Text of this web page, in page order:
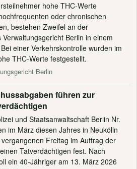
hohe THC-Werte
oder chronischen
bestehen Zweifel an der
Berlin in einem
einer Verkehrskontrolle wurden im
THC-Werte festgestellt.
Berlin
führen zur
und Staatsanwaltschaft Berlin Nr.
im März diesen Jahres in Neukölln
Freitag im Auftrag der
Tatverdächtigen fest. Nach
ein 40-Jähriger am 13. März 2026